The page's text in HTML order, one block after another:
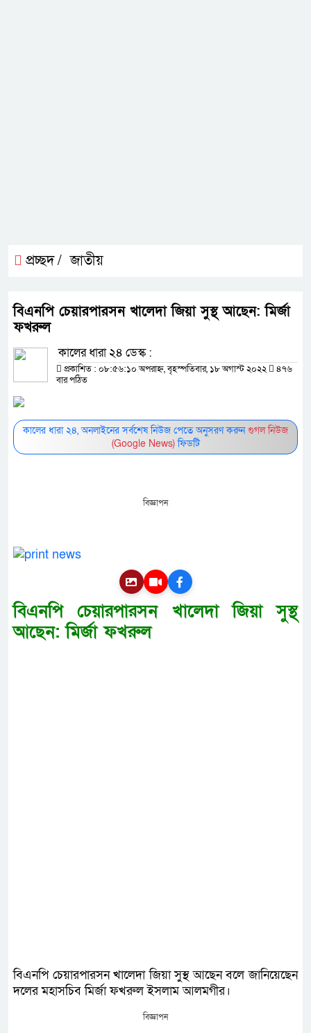
প্রচ্ছদ / জাতীয়
বিএনপি চেয়ারপারসন খালেদা জিয়া সুস্থ আছেন: মির্জা
ফখরুল
কালের ধারা ২৪ ডেস্ক :
প্রকাশিত : ০৮:৫৬:১০ অপরাহ্ন, বৃহস্পতিবার, ১৮ অগাস্ট ২০২২
৪৭৬
বার পঠিত
কালের ধারা ২৪, অনলাইনের সর্বশেষ নিউজ পেতে অনুসরণ করুনগুগল নিউজ
(Google News)ফিডটি
বিজ্ঞাপন
বিএনপি চেয়ারপারসন খালেদা জিয়া সুস্থ
আছেন: মির্জা ফখরুল
বিএনপি চেয়ারপারসন খালেদা জিয়া সুস্থ আছেন বলে জানিয়েছেন
দলের মহাসচিব মির্জা ফখরুল ইসলাম আলমগীর।
বিজ্ঞাপন